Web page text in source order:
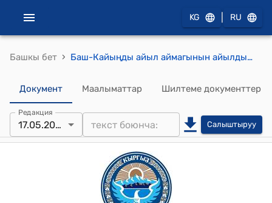
KG RU
Башкы бет › Баш-Кайыңды айыл аймагынын айылдык Кеңешинин 2017-жылдын 17-майындагы №8/1 "Баш-Кайыңды калктуу конуштардын чек араларын тактоо жана бекитүү жөнүндө" токтому
Документ Маалыматтар Шилтеме документтер
Редакция
17.05.2017 Салыштыруу